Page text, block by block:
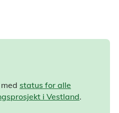
status for alle
i Vestland.